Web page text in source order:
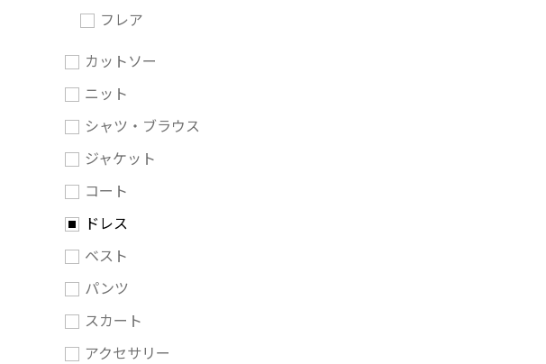
フレア
カットソー
ニット
シャツ・ブラウス
ジャケット
コート
ドレス
ベスト
パンツ
スカート
アクセサリー